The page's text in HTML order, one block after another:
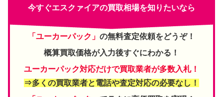
今すぐエスクァイアの買取相場を知りたいなら
「ユーカーパック」 の無料査定依頼をどうぞ！
概算買取価格が入力後すぐにわかる！
ユーカーパック対応だけで買取業者が多数入札！
⇒多くの買取業者と電話や査定対応の必要なし！